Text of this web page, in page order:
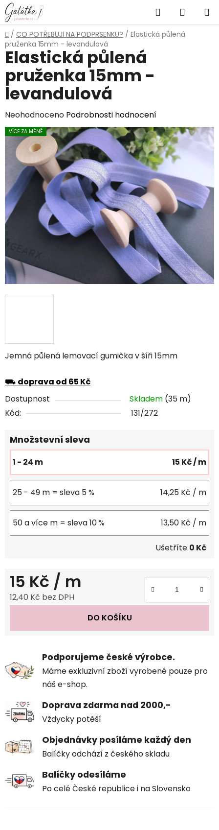
Přejít
na
obsah
Hledat
KOŠÍK
Domů
/ CO POTŘEBUJI NA PODPRSENKU? / Elastická půlená
pruženka 15mm - levandulová
Jemná půlená lemovací gumička v šíři 15mm
⛟ doprava od 65 Kč
Dostupnost
Skladem (35 m)
Kód:
131/272
Množstevní sleva
1 - 24 m 15 Kč/ m
25 - 49 m = sleva 5 % 14,25 Kč / m
50 a více m = sleva 10 % 13,50 Kč / m
Ušetříte 0 Kč
15 Kč / m
12,40 Kč bez DPH
DO KOŠÍKU
Elastická půlená
pruženka 15mm -
levandulová
Průměrné
hodnocení
produktu
5
hvězdiček.
Neohodnoceno Podrobnosti hodnocení
VÍCE ZA MÉNĚ
Podporujeme české výrobce.
Máme exkluzivní zboží vyrobené pouze pro
náš e-shop.
Doprava zdarma nad 2000,-
Vždycky potěší
Objednávky posíláme každý den
Balíčky odchází z českého skladu
Balíčky odesíláme
Po celé České republice i na Slovensko